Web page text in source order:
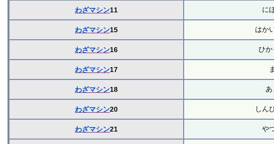
わざマシン11 に
わざマシン15 はか
わざマシン16 ひか
わざマシン17
わざマシン18 あ
わざマシン20 しん
わざマシン21 や